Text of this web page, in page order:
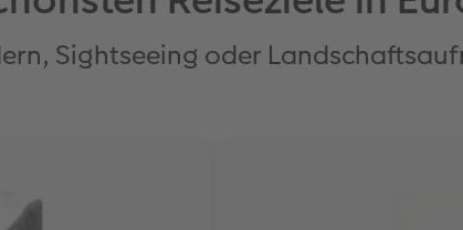
Sightseeing oder